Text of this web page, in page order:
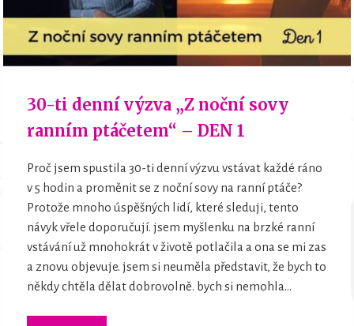
30-ti denní výzva „Z noční sovy
ranním ptáčetem“ – DEN 1
Proč jsem spustila 30-ti denní výzvu vstávat každé ráno
v 5 hodin a proměnit se z noční sovy na ranní ptáče?
Protože mnoho úspěšných lidí, které sleduji, tento
návyk vřele doporučují. jsem myšlenku na brzké ranní
vstávání už mnohokrát v životě potlačila a ona se mi zas
a znovu objevuje. jsem si neuměla představit, že bych to
někdy chtěla dělat dobrovolně. bych si nemohla...